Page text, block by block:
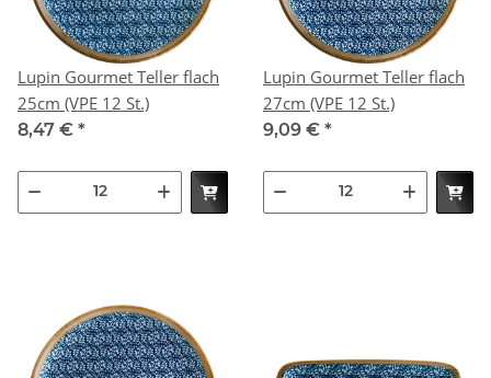
Lupin Gourmet Teller flach
25cm (VPE 12 St.)
8,47 € *
Lupin Gourmet Teller flach
27cm (VPE 12 St.)
9,09 € *